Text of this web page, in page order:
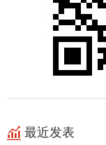
最近发表